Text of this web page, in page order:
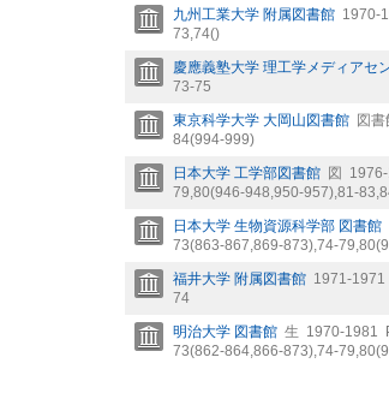
九州工業大学 附属図書館 1970-
73,74()
慶應義塾大学 理工学メディアセ
73-75
東京科学大学 大岡山図書館 図書
84(994-999)
日本大学 工学部図書館 図
79,80(946-948,950-957),81-83,
日本大学 生物資源科学部 図書館
73(863-867,869-873),74-79,
福井大学 附属図書館 1971-1971
74
明治大学 図書館 生 1970-1981
73(862-864,866-873),74-79,